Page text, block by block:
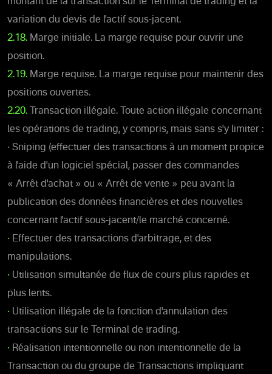
variation du devis de l'actif sous-jacent.
2.18. Marge initiale. La marge requise pour ouvrir une
position.
2.19. Marge requise. La marge requise pour maintenir des
positions ouvertes.
2.20. Transaction illégale. Toute action illégale concernant
les opérations de trading, y compris, mais sans s'y limiter :
• Sniping (effectuer des transactions à un moment propice
à l'aide d'un logiciel spécial, passer des commandes
« Arrêt d'achat » ou « Arrêt de vente » peu avant la
publication des données financières et des nouvelles
concernant l'actif sous-jacent/le marché concerné.
• Effectuer des transactions d'arbitrage, et des
manipulations.
• Utilisation simultanée de flux de cours plus rapides et
plus lents.
• Utilisation illégale de la fonction d'annulation des
transactions sur le Terminal de trading.
• Réalisation intentionnelle ou non intentionnelle de la
Transaction ou du groupe de Transactions impliquant